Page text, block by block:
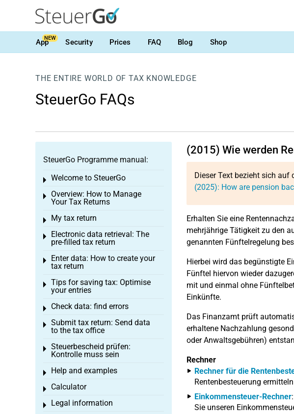
AppNEW Security Prices FAQ Blog Shop
THE ENTIRE WORLD OF TAX KNOWLEDGE
SteuerGo FAQs
(2015) Wie werden
Dieser Text bezieht sich auf
(2025): How are pension
Erhalten Sie eine
mehrjährige Tätigkeit zu den
genannten Fünftelregelung
Hierbei wird das begünstigte
Fünftel hiervon wieder
mit und einmal ohne
Einkünfte.
Das Finanzamt prüft
erhaltene Nachzahlung
oder Anwaltsgebühren)
Rechner
Rechner für die
Rentenbesteuerung
Einkommensteuer-Rechner
Sie unseren
SteuerGo Programme manual:
Welcome to SteuerGo
Toggle menu
Overview: How to Manage
Your Tax Returns
Toggle menu
My tax return
Toggle menu
Electronic data retrieval: The
pre-filled tax return
Toggle menu
Enter data: How to create your
tax return
Toggle menu
Tips for saving tax: Optimise
your entries
Toggle menu
Check data: find errors
Toggle menu
Submit tax return: Send data
to the tax office
Toggle menu
Steuerbescheid prüfen:
Kontrolle muss sein
Toggle menu
Help and examples
Toggle menu
Calculator
Toggle menu
Legal information
Toggle menu